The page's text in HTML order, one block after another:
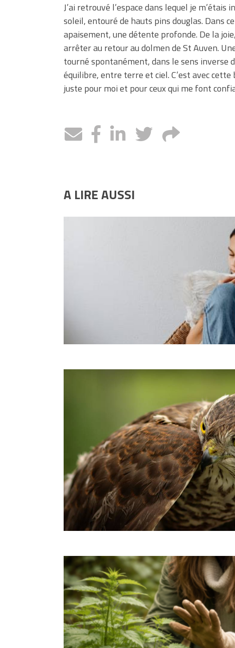
J’ai retrouvé l’espace dans lequel je
soleil, entouré de hauts pins douglas. Dans
apaisement, une détente profonde. De la
arrêter au retour au dolmen de St Auven.
tourné spontanément, dans le sens inverse
équilibre, entre terre et ciel. C’est avec
juste pour moi et pour ceux qui me font
A LIRE AUSSI